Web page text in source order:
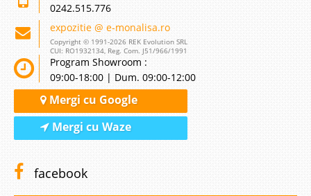
0242.515.776
expozitie @ e-monalisa.ro
Copyright © 1991-2026 REK Evolution SRL
CUI: RO1932134, Reg. Com. J51/966/1991
Program Showroom :
09:00-18:00 | Dum. 09:00-12:00
Mergi cu Google
Mergi cu Waze
facebook